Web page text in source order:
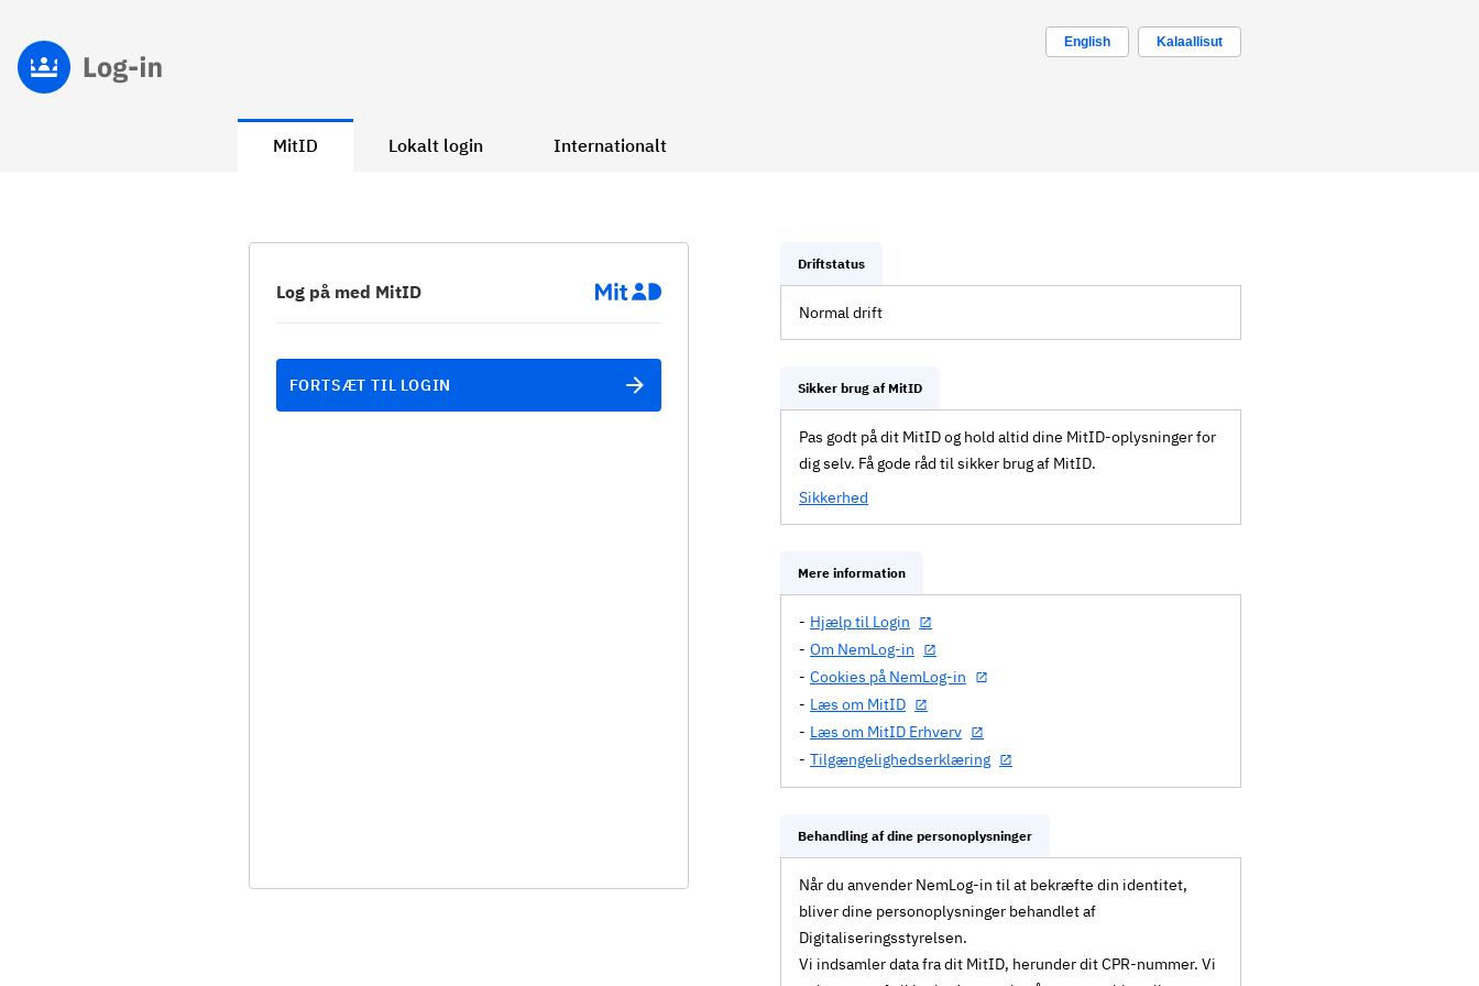
English Kalaallisut
MitID Lokalt login Internationalt
Log på med MitID
FORTSÆT TIL LOGIN
Driftstatus
Normal drift
Sikker brug af MitID
Pas godt på dit MitID og hold altid dine MitID-oplysninger for
dig selv. Få gode råd til sikker brug af MitID.
Sikkerhed
Mere information
Hjælp til Login
Om NemLog-in
Cookies på NemLog-in
Læs om MitID
Læs om MitID Erhverv
Tilgængelighedserklæring
Behandling af dine personoplysninger
Når du anvender NemLog-in til at bekræfte din identitet,
bliver dine personoplysninger behandlet af
Digitaliseringsstyrelsen.
Vi indsamler data fra dit MitID, herunder dit CPR-nummer. Vi